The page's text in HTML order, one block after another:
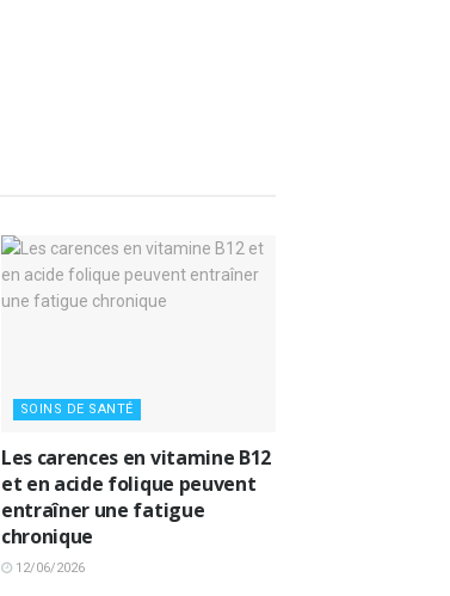
SOINS DE SANTÉ
Les carences en vitamine B12
et en acide folique peuvent
entraîner une fatigue
chronique
12/06/2026